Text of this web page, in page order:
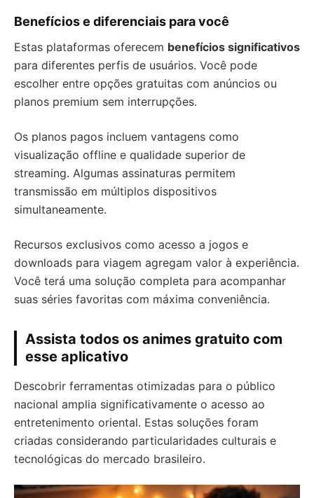
Benefícios e diferenciais para você
Estas plataformas oferecem benefícios significativos
para diferentes perfis de usuários. Você pode
escolher entre opções gratuitas com anúncios ou
planos premium sem interrupções.
Os planos pagos incluem vantagens como
visualização offline e qualidade superior de
streaming. Algumas assinaturas permitem
transmissão em múltiplos dispositivos
simultaneamente.
Recursos exclusivos como acesso a jogos e
downloads para viagem agregam valor à experiência.
Você terá uma solução completa para acompanhar
suas séries favoritas com máxima conveniência.
Assista todos os animes gratuito com
esse aplicativo
Descobrir ferramentas otimizadas para o público
nacional amplia significativamente o acesso ao
entretenimento oriental. Estas soluções foram
criadas considerando particularidades culturais e
tecnológicas do mercado brasileiro.